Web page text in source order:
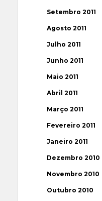
Setembro 2011
Agosto 2011
Julho 2011
Junho 2011
Maio 2011
Abril 2011
Março 2011
Fevereiro 2011
Janeiro 2011
Dezembro 2010
Novembro 2010
Outubro 2010